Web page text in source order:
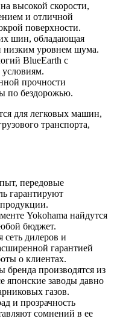
высокой скорости,
и отличной
поверхности.
шин, обладающая
низким уровнем шума.
BlueEarth с
прочности
по бездорожью.
для легковых машин,
транспорта,
передовые
гарантируют
Yokohama найдутся
бюджет.
дилеров и
гарантией
о клиентах.
производятся из
японские заводы давно
газов.
и прозрачность
сомнений в ее